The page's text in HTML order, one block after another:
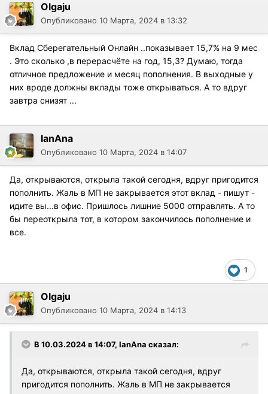
Olgaju
Опубликовано 10 Марта, 2024 в 13:32
Вклад Сберегательный Онлайн ..показывает 15,7% на 9 мес
. Это сколько ,в перерасчёте на год, 15,3? Думаю, тогда
отличное предложение и месяц пополнения. В выходные у
них вроде должны вклады тоже открываться. А то вдруг
завтра снизят ...
IanAna
Опубликовано 10 Марта, 2024 в 14:07
Да, открываются, открыла такой сегодня, вдруг пригодится
пополнить. Жаль в МП не закрывается этот вклад - пишут -
идите вы...в офис. Пришлось лишние 5000 отправлять. А то
бы переоткрыла тот, в котором закончилось пополнение и
все.
1
Olgaju
Опубликовано 10 Марта, 2024 в 14:13
В 10.03.2024 в 14:07, IanAna сказал:
Да, открываются, открыла такой сегодня, вдруг
пригодится пополнить. Жаль в МП не закрывается